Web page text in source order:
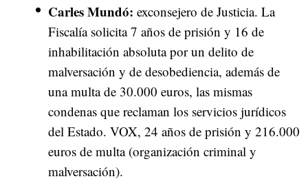
Carles Mundó: exconsejero de Justicia. La
Fiscalía solicita 7 años de prisión y 16 de
inhabilitación absoluta por un delito de
malversación y de desobediencia, además de
una multa de 30.000 euros, las mismas
condenas que reclaman los servicios jurídicos
del Estado. VOX, 24 años de prisión y 216.000
euros de multa (organización criminal y
malversación).